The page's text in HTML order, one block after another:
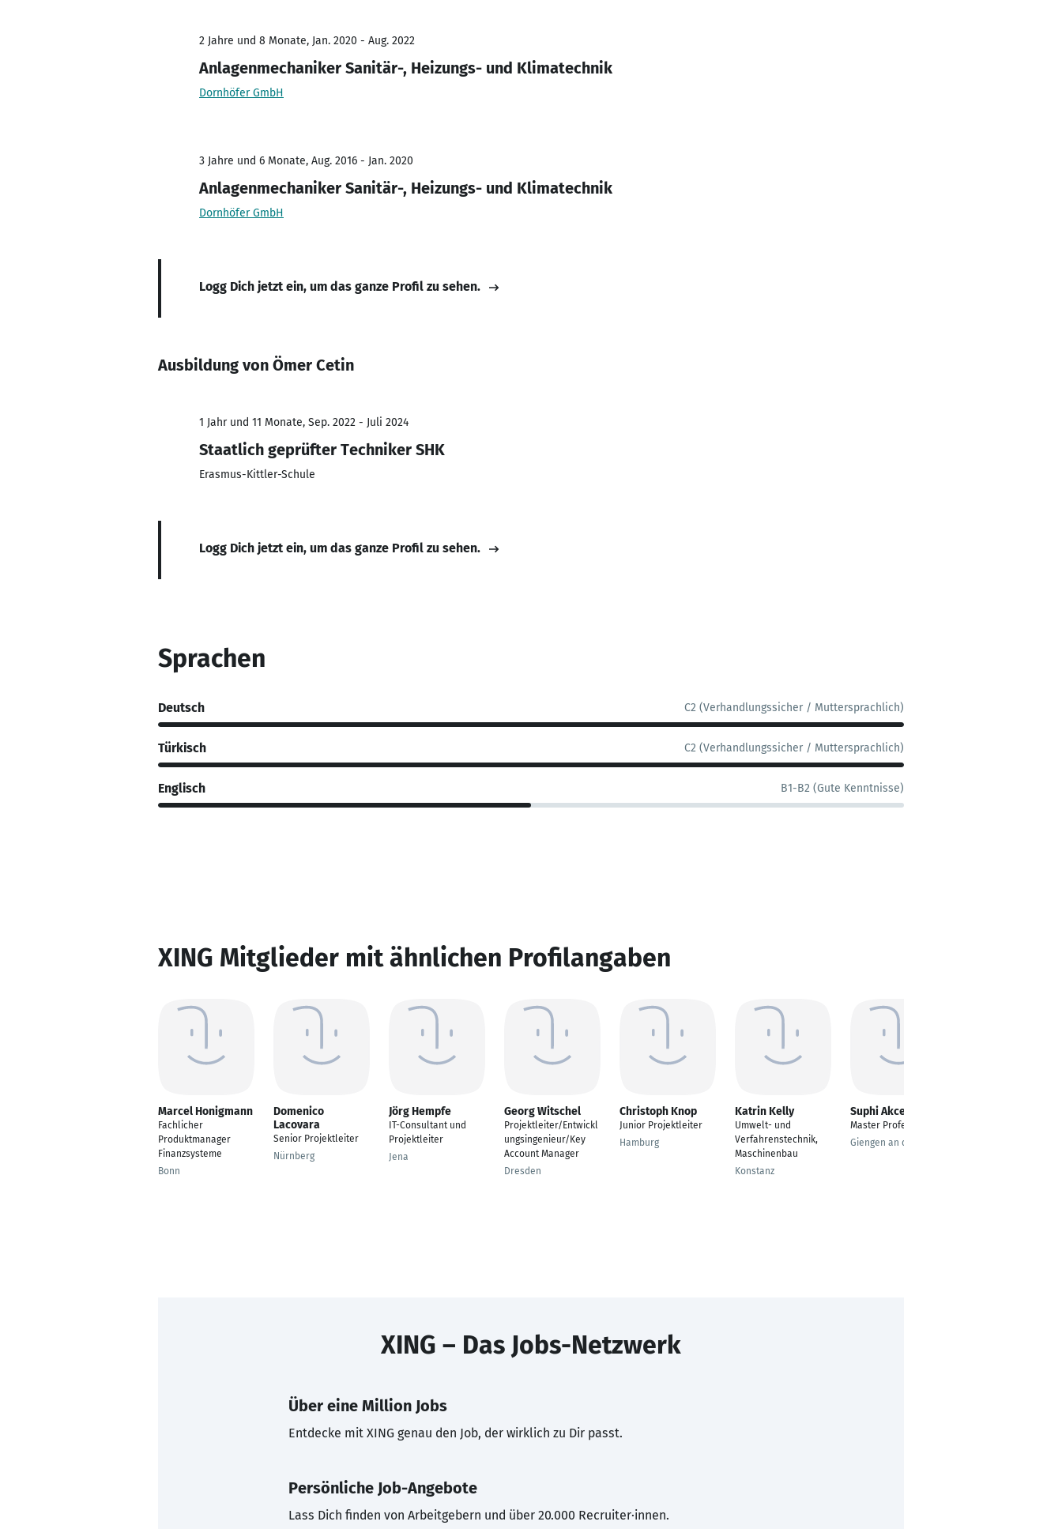
2 Jahre und 8 Monate, Jan. 2020 - Aug. 2022
Anlagenmechaniker Sanitär-, Heizungs- und Klimatechnik
Dornhöfer GmbH
3 Jahre und 6 Monate, Aug. 2016 - Jan. 2020
Anlagenmechaniker Sanitär-, Heizungs- und Klimatechnik
Dornhöfer GmbH
Logg Dich jetzt ein, um das ganze Profil zu sehen.
Ausbildung von Ömer Cetin
1 Jahr und 11 Monate, Sep. 2022 - Juli 2024
Staatlich geprüfter Techniker SHK
Erasmus-Kittler-Schule
Logg Dich jetzt ein, um das ganze Profil zu sehen.
Sprachen
Deutsch C2 (Verhandlungssicher / Muttersprachlich)
Türkisch C2 (Verhandlungssicher / Muttersprachlich)
Englisch B1-B2 (Gute Kenntnisse)
XING Mitglieder mit ähnlichen Profilangaben
Marcel Honigmann
Fachlicher
Produktmanager
Finanzsysteme
Bonn
Domenico
Lacovara
Senior Projektleiter
Nürnberg
Jörg Hempfe
IT-Consultant und
Projektleiter
Jena
Georg Witschel
Projektleiter/Entwickl
ungsingenieur/Key
Account Manager
Dresden
Christoph Knop
Junior Projektleiter
Hamburg
Katrin Kelly
Umwelt- und
Verfahrenstechnik,
Maschinenbau
Konstanz
Suphi Akcetin
Master Professional
Giengen an der Brenz
XING – Das Jobs-Netzwerk
Über eine Million Jobs
Entdecke mit XING genau den Job, der wirklich zu Dir passt.
Persönliche Job-Angebote
Lass Dich finden von Arbeitgebern und über 20.000 Recruiter·innen.